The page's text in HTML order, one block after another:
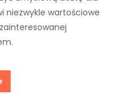
niezwykle wartościowe